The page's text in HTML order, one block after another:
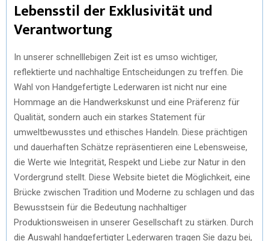
Lebensstil der Exklusivität und
Verantwortung
In unserer schnelllebigen Zeit ist es umso wichtiger,
reflektierte und nachhaltige Entscheidungen zu treffen. Die
Wahl von Handgefertigte Lederwaren ist nicht nur eine
Hommage an die Handwerkskunst und eine Präferenz für
Qualität, sondern auch ein starkes Statement für
umweltbewusstes und ethisches Handeln. Diese prächtigen
und dauerhaften Schätze repräsentieren eine Lebensweise,
die Werte wie Integrität, Respekt und Liebe zur Natur in den
Vordergrund stellt. Diese Website bietet die Möglichkeit, eine
Brücke zwischen Tradition und Moderne zu schlagen und das
Bewusstsein für die Bedeutung nachhaltiger
Produktionsweisen in unserer Gesellschaft zu stärken. Durch
die Auswahl handgefertigter Lederwaren tragen Sie dazu bei,